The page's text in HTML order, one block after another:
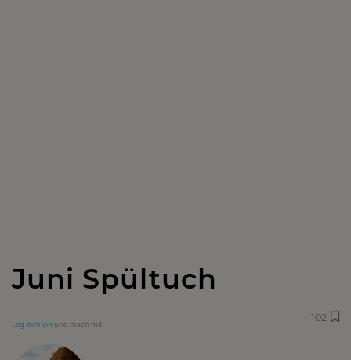
Juni Spültuch
Log dich ein und mach mit
102